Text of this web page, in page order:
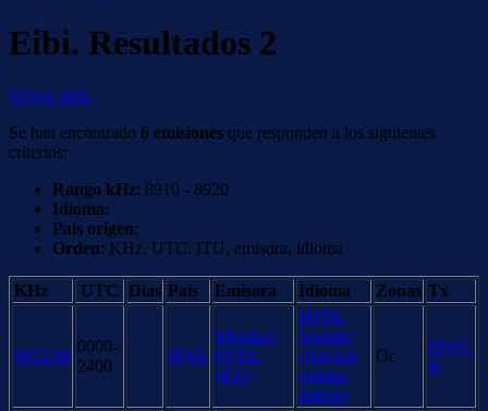
Eibi. Resultados 2
Volver atrás
Se han encontrado 6 emisiones que responden a los siguientes
criterios:
Rango kHz: 8910 - 8920
Idioma:
País origen:
Orden: KHz, UTC, ITU, emisora, idioma
KHz UTC Días País Emisora Idioma Zonas Tx
8912.00
0000-
2400
HWA
Moloka'i
HFDL
(ID2)
HFDL
Squitter
(Aircraft
comms
station)
Oc
HWA-
m